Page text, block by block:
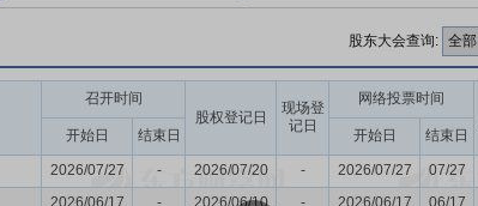
股东大会查询:
召开时间
股权登记日
现场登
记日
网络投票时间
开始日
结束日 开始日 结束日
2026/07/27 - 2026/07/20 - 2026/07/27 07/27
2026/06/17 - 2026/06/10 - 2026/06/17 06/17